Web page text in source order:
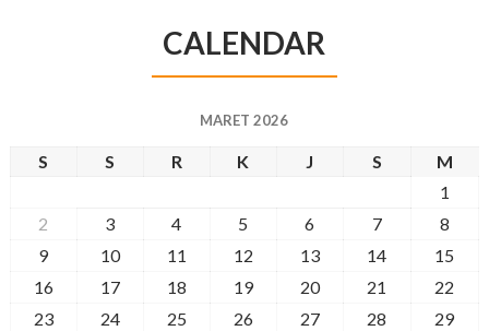
CALENDAR
MARET 2026
S S R K J S
M
1
2
3 4 5 6 7
8
9
10 11 12 13 14
15
16
17 18 19 20 21
22
23
24 25 26 27 28
29